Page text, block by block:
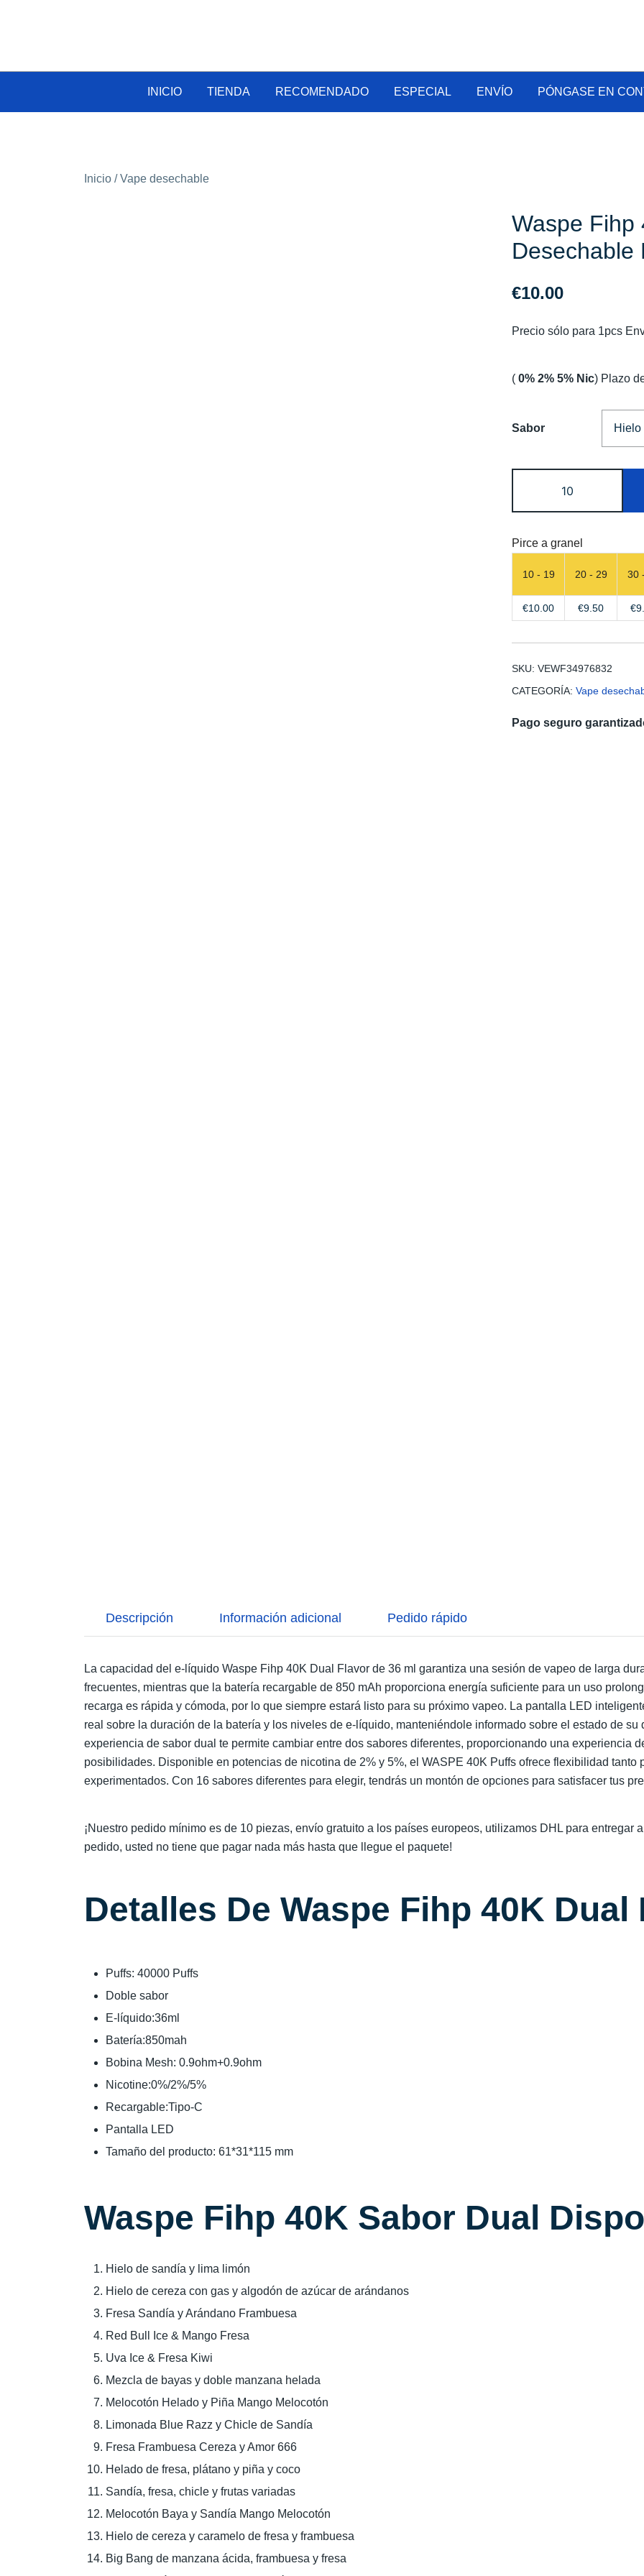
Vape al por mayor en línea
INICIO
TIENDA RECOMENDADO ESPECIAL ENVÍO PÓNGASE EN
Inicio /Vape desechable
Waspe Fihp
Desechable
€10.00
Precio sólo para 1pcs
( 0% 2% 5% Nic) Plazo
Sabor
Fihp
40K
Flavor
Disposable
Free
cantidad
Pirce a granel
10 - 19 20 - 29 30
€10.00 €9.50 €
SKU: VEWF34976832
CATEGORÍA: Vape
Pago seguro
Descripción Información adicional Pedido rápido
La capacidad del e-líquido Waspe Fihp 40K Dual Flavor de 36 ml garantiza una sesión de vapeo de larga
frecuentes, mientras que la batería recargable de 850 mAh proporciona energía suficiente para un uso
recarga es rápida y cómoda, por lo que siempre estará listo para su próximo vapeo. La pantalla LED
real sobre la duración de la batería y los niveles de e-líquido, manteniéndole informado sobre el estado de
experiencia de sabor dual te permite cambiar entre dos sabores diferentes, proporcionando una experiencia
posibilidades. Disponible en potencias de nicotina de 2% y 5%, el WASPE 40K Puffs ofrece flexibilidad tanto
experimentados. Con 16 sabores diferentes para elegir, tendrás un montón de opciones para satisfacer tus
¡Nuestro pedido mínimo es de 10 piezas, envío gratuito a los países europeos, utilizamos DHL para entregar
pedido, usted no tiene que pagar nada más hasta que llegue el paquete!
Detalles De Waspe Fihp 40K Dual
Puffs: 40000 Puffs
Doble sabor
E-líquido:36ml
Batería:850mah
Bobina Mesh: 0.9ohm+0.9ohm
Nicotine:0%/2%/5%
Recargable:Tipo-C
Pantalla LED
Tamaño del producto: 61*31*115 mm
Waspe Fihp 40K Sabor Dual
Hielo de sandía y lima limón
Hielo de cereza con gas y algodón de azúcar de arándanos
Fresa Sandía y Arándano Frambuesa
Red Bull Ice & Mango Fresa
Uva Ice & Fresa Kiwi
Mezcla de bayas y doble manzana helada
Melocotón Helado y Piña Mango Melocotón
Limonada Blue Razz y Chicle de Sandía
Fresa Frambuesa Cereza y Amor 666
Helado de fresa, plátano y piña y coco
Sandía, fresa, chicle y frutas variadas
Melocotón Baya y Sandía Mango Melocotón
Hielo de cereza y caramelo de fresa y frambuesa
Big Bang de manzana ácida, frambuesa y fresa